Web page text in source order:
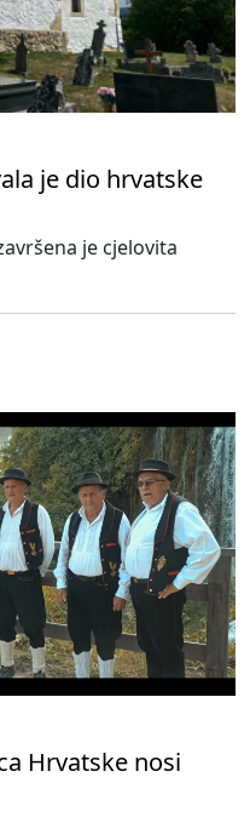
je dio hrvatske
je cjelovita
Hrvatske nosi